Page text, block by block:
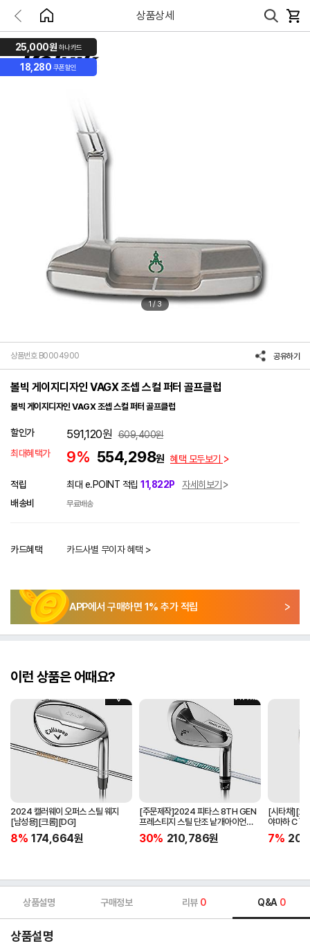
상품상세
25,000원 하나카드
18,280 쿠폰할인
1/3
상품번호 B0004900 공유하기
볼빅 게이지디자인 VAGX 조셉 스컬 퍼터 골프클럽
볼빅 게이지디자인 VAGX 조셉 스컬 퍼터 골프클럽
할인가 591,120원 609,400원
최대혜택가
9% 554,298원 혜택 모두보기
적립 최대 e.POINT 적립 11,822P
자세히보기
배송비
무료배송
카드혜택 카드사별 무이자 혜택 >
APP에서 구매하면 1% 추가 적립
이런 상품은 어때요?
2024 캘러웨이 오퍼스 스틸 웨지
[남성용][크롬][DG]
8% 174,664원
[주문제작]2024 피타스 8TH GEN
프레스티지 스틸 단조 낱개아이언
[남성용][4번][NSPRO950GH
NEO]
30% 210,786원
[시타채][오
야마하 C`s
[여성용][화
ORIGINAL]
7%
상품설명 구매정보 리뷰 0 Q&A 0
상품설명